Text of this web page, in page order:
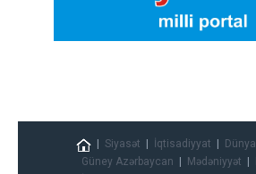
Siyasət İqtisadiyyat Dünya
Güney Azərbaycan
Mədəniyyət